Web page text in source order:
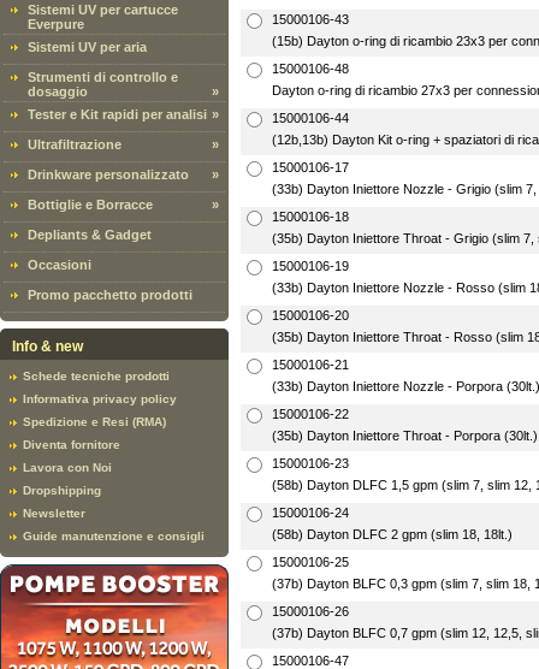
Sistemi UV per cartucce
Everpure
Sistemi UV per aria
Strumenti di controllo e
dosaggio
»
Tester e Kit rapidi per analisi »
Ultrafiltrazione »
Drinkware personalizzato »
Bottiglie e Borracce »
Depliants & Gadget
Occasioni
Promo pacchetto prodotti
Info & new
Schede tecniche prodotti
Informativa privacy policy
Spedizione e Resi (RMA)
Diventa fornitore
Lavora con Noi
Dropshipping
Newsletter
Guide manutenzione e consigli
15000106-43
(15b) Dayton o-ring di ricambio 23x3 per
15000106-48
Dayton o-ring di ricambio 27x3 per
15000106-44
(12b,13b) Dayton Kit o-ring + spaziatori di
15000106-17
(33b) Dayton Iniettore Nozzle - Grigio (slim
15000106-18
(35b) Dayton Iniettore Throat - Grigio (slim 7,
15000106-19
(33b) Dayton Iniettore Nozzle - Rosso (slim
15000106-20
(35b) Dayton Iniettore Throat - Rosso (slim
15000106-21
(33b) Dayton Iniettore Nozzle - Porpora (30lt.)
15000106-22
(35b) Dayton Iniettore Throat - Porpora (30lt.)
15000106-23
(58b) Dayton DLFC 1,5 gpm (slim 7, slim 12,
15000106-24
(58b) Dayton DLFC 2 gpm (slim 18, 18lt.)
15000106-25
(37b) Dayton BLFC 0,3 gpm (slim 7, slim 18,
15000106-26
(37b) Dayton BLFC 0,7 gpm (slim 12, 12,5,
15000106-47